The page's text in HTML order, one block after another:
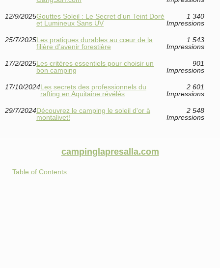
12/9/2025Gouttes Soleil : Le Secret d'un Teint Doré
et Lumineux Sans UV
1 340
Impressions
25/7/2025Les pratiques durables au cœur de la
filière d’avenir forestière
1 543
Impressions
17/2/2025Les critères essentiels pour choisir un
bon camping
901
Impressions
17/10/2024Les secrets des professionnels du
rafting en Aquitaine révélés
2 601
Impressions
29/7/2024Découvrez le camping le soleil d'or à
montalivet!
2 548
Impressions
campinglapresalla.com
Table of Contents